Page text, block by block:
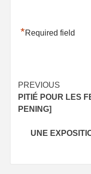
*Required field
Post
PREVIOUS
PITIÉ POUR LES
PENING]
UNE